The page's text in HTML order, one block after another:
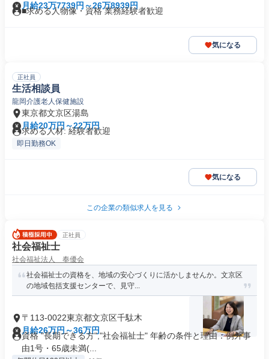
月給23万7739円～26万8939円
■求める人物像・資格 業務経験者歓迎
気になる
正社員
生活相談員
龍岡介護老人保健施設
東京都文京区湯島
月給20万円～22万円
求める人材: 経験者歓迎
即日勤務OK
気になる
この企業の類似求人を見る
正社員
社会福祉士
社会福祉法人 奉優会
社会福祉士の資格を、地域の安心づくりに活かしませんか。文京区
の地域包括支援センターで、見守...
〒113-0022東京都文京区千駄木
月給26万円～36万円
資格 "長期できる方","社会福祉士" 年齢の条件と理由：例外事
由1号・65歳未満(...